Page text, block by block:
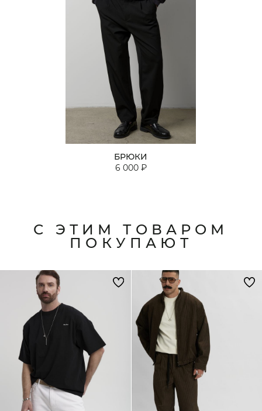
БРЮКИ
6 000 ₽
С ЭТИМ ТОВАРОМ
ПОКУПАЮТ